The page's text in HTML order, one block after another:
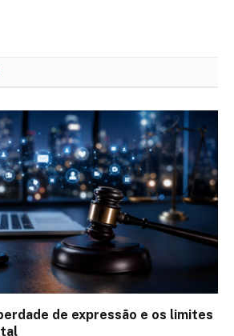
de expressão e os limites